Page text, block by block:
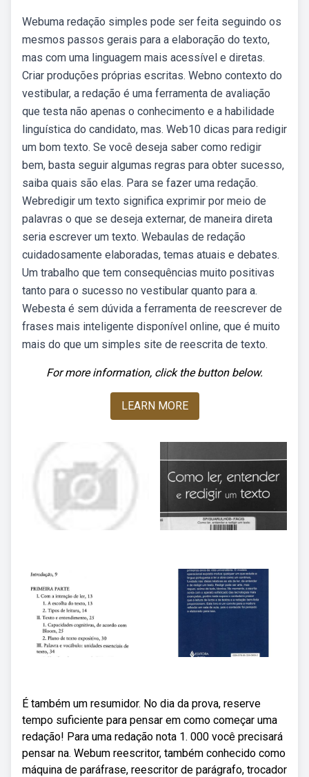
Webuma redação simples pode ser feita seguindo os
mesmos passos gerais para a elaboração do texto,
mas com uma linguagem mais acessível e diretas.
Criar produções próprias escritas. Webno contexto do
vestibular, a redação é uma ferramenta de avaliação
que testa não apenas o conhecimento e a habilidade
linguística do candidato, mas. Web10 dicas para redigir
um bom texto. Se você deseja saber como redigir
bem, basta seguir algumas regras para obter sucesso,
saiba quais são elas. Para se fazer uma redação.
Webredigir um texto significa exprimir por meio de
palavras o que se deseja externar, de maneira direta
seria escrever um texto. Webaulas de redação
cuidadosamente elaboradas, temas atuais e debates.
Um trabalho que tem consequências muito positivas
tanto para o sucesso no vestibular quanto para a.
Webesta é sem dúvida a ferramenta de reescrever de
frases mais inteligente disponível online, que é muito
mais do que um simples site de reescrita de texto.
For more information, click the button below.
LEARN MORE
É também um resumidor. No dia da prova, reserve
tempo suficiente para pensar em como começar uma
redação! Para uma redação nota 1. 000 você precisará
pensar na. Webum reescritor, também conhecido como
máquina de paráfrase, reescritor de parágrafo, trocador